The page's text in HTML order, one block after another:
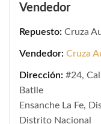
Vendedor
Repuesto: Cruza
Vendedor: Cruza
Dirección: #24,
Batlle
Ensanche La Fe,
Distrito Nacional